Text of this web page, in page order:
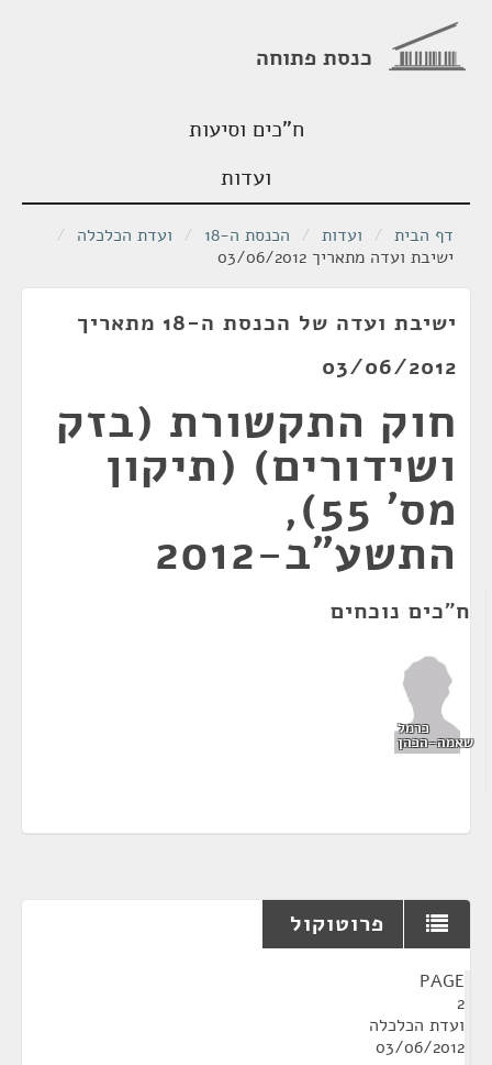
כנסת פתוחה
ח"כים וסיעות
ועדות
דף הבית / ועדות / הכנסת ה-18 / ועדת הכלכלה /
ישיבת ועדה מתאריך 03/06/2012
ישיבת ועדה של הכנסת ה-18 מתאריך
03/06/2012
חוק התקשורת (בזק
ושידורים) (תיקון
מס' 55),
התשע"ב-2012
ח"כים נוכחים
כרמל
שאמה-הכהן
פרוטוקול
PAGE
2
ועדת הכלכלה
03/06/2012